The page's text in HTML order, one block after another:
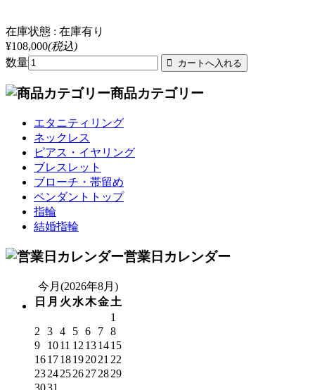
在庫状態 : 在庫有り
¥108,000(税込)
数量
商品カテゴリー
エタニティリング
ネックレス
ピアス・イヤリング
ブレスレット
ブローチ・帯留め
ペンダントトップ
指輪
結婚指輪
営業日カレンダー
今月(2026年8月)
日 月 火 水木金土
1
2
3 4 5 6 7 8
9
1011 12 131415
161718192021 22
23242526272829
3031